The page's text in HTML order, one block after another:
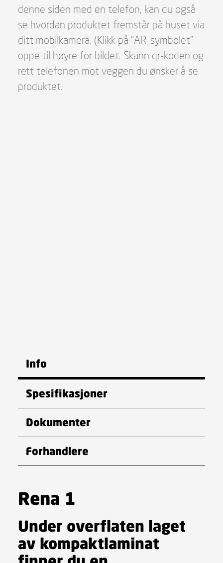
denne siden med en telefon, kan du også
se hvordan produktet fremstår på huset via
ditt mobilkamera. (Klikk på "AR-symbolet"
oppe til høyre for bildet. Skann qr-koden og
rett telefonen mot veggen du ønsker å se
produktet.
Info
Spesifikasjoner
Dokumenter
Forhandlere
Rena 1
Under overflaten laget
av kompaktlaminat